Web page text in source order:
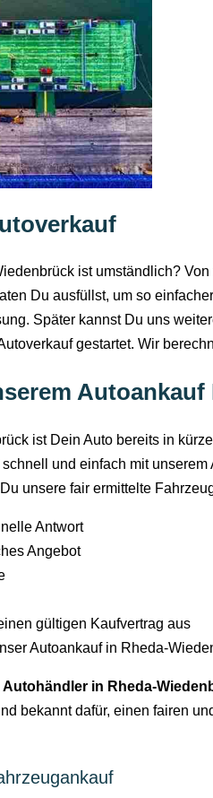
ist umständlich?
Du ausfüllst, um so
Später kannst Du uns
gestartet. Wir
Autoankauf
ist Dein Auto bereits in
und einfach mit
unsere fair ermittelte
Antwort
Angebot
gültigen Kaufvertrag aus
Autoankauf in Rheda-
Autohändler in Rheda-
bekannt dafür, einen fairen